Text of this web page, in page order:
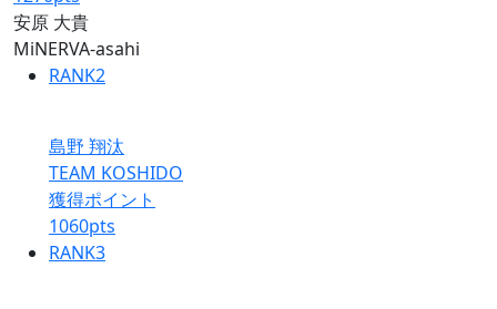
安原 大貴
MiNERVA-asahi
RANK2
島野 翔汰
TEAM KOSHIDO
獲得ポイント
1060pts
RANK3